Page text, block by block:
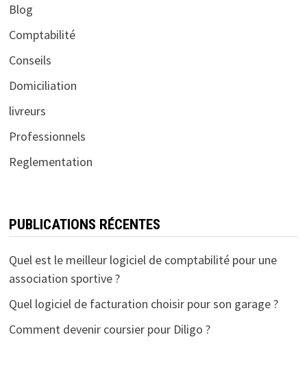
Blog
Comptabilité
Conseils
Domiciliation
livreurs
Professionnels
Reglementation
PUBLICATIONS RÉCENTES
Quel est le meilleur logiciel de comptabilité pour une
association sportive ?
Quel logiciel de facturation choisir pour son garage ?
Comment devenir coursier pour Diligo ?